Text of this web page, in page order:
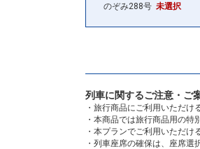
のぞみ288号 未選択
列車に関するご注意・ご
・旅行商品にご利用いただ
・本商品では旅行商品用の特
・本プランでご利用いただ
・列車座席の確保は、座席